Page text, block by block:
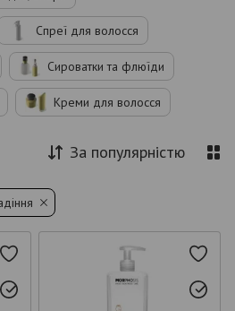
Спреї для волосся
Сироватки та флюїди
Креми для волосся
За популярністю